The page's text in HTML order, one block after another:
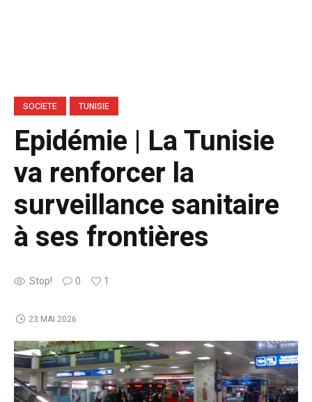
SOCIETE TUNISIE
Epidémie | La Tunisie
va renforcer la
surveillance sanitaire
à ses frontières
Stop! 0 1
23 MAI 2026